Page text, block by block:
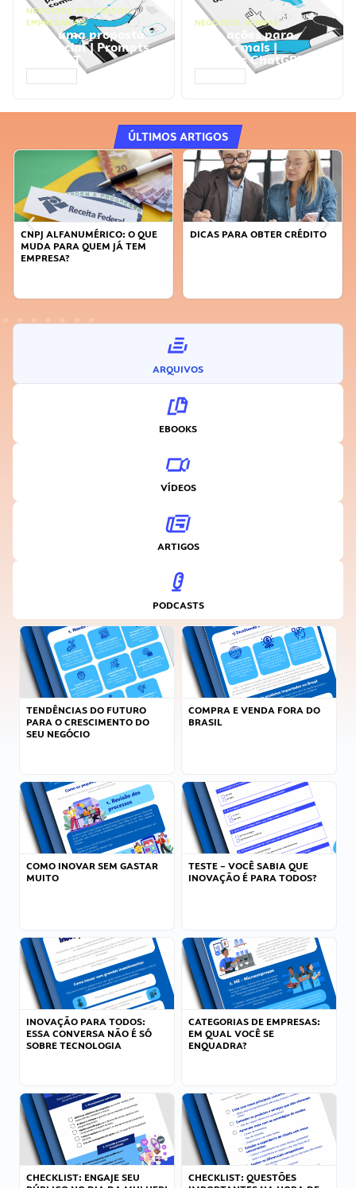
NEGÓCIOS, PROCESSOS
EMPRESARIAIS
Faça uma proposta
comercial | Prompts
ChatGPT
NEGÓCIOS, VENDAS
Faça ações para
vender mais |
Prompts ChatGPT
ÚLTIMOS ARTIGOS
CNPJ ALFANUMÉRICO: O QUE
MUDA PARA QUEM JÁ TEM
EMPRESA?
DICAS PARA OBTER CRÉDITO
ARQUIVOS
EBOOKS
VÍDEOS
ARTIGOS
PODCASTS
TENDÊNCIAS DO FUTURO
PARA O CRESCIMENTO DO
SEU NEGÓCIO
COMPRA E VENDA FORA DO
BRASIL
COMO INOVAR SEM GASTAR
MUITO
TESTE – VOCÊ SABIA QUE
INOVAÇÃO É PARA TODOS?
INOVAÇÃO PARA TODOS:
ESSA CONVERSA NÃO É SÓ
SOBRE TECNOLOGIA
CATEGORIAS DE EMPRESAS:
EM QUAL VOCÊ SE
ENQUADRA?
CHECKLIST: ENGAJE SEU
CHECKLIST: QUESTÕES